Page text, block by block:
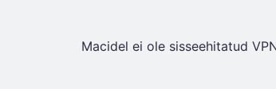
Macidel ei ole sisseehitatud